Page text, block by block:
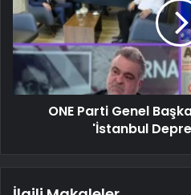
ONE Parti Genel
'İstanbul